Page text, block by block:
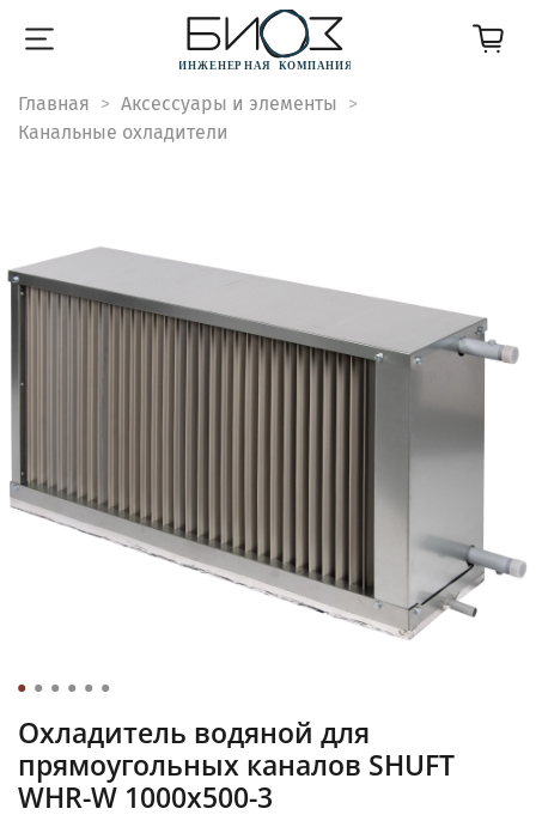
Главная
Аксессуары и элементы
Канальные охладители
Охладитель водяной для
прямоугольных каналов SHUFT
WHR-W 1000x500-3